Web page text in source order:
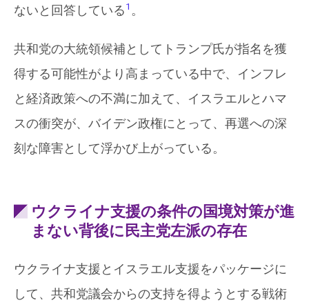
ないと回答している1 。
共和党の大統領候補としてトランプ氏が指名を獲
得する可能性がより高まっている中で、インフレ
と経済政策への不満に加えて、イスラエルとハマ
スの衝突が、バイデン政権にとって、再選への深
刻な障害として浮かび上がっている。
ウクライナ支援の条件の国境対策が進
まない背後に民主党左派の存在
ウクライナ支援とイスラエル支援をパッケージに
して、共和党議会からの支持を得ようとする戦術